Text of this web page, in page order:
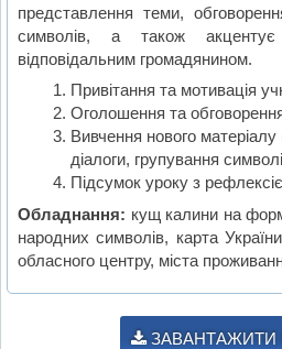
представлення теми,
символів, а також
відповідальним громадянином.
Привітання та мотивація
Оголошення та
Вивчення нового
діалоги, групування
Підсумок уроку з
Обладнання: кущ калини на
народних символів, карта
обласного центру, міста
ЗАВАНТАЖИТИ